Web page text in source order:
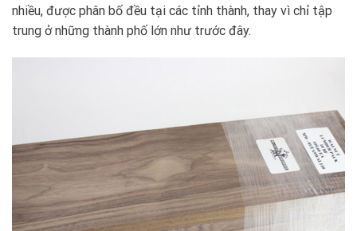
nhiều, được phân bố đều tại các tỉnh thành, thay vì chỉ tập
trung ở những thành phố lớn như trước đây.